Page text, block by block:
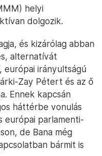
helyi
dolgozik.
és kizárólag abban
alternatívát
irányultságú
Zay Pétert és az ő
Ennek kapcsán
háttérbe vonulás
európai parlamenti-
de Bana még
bármit is